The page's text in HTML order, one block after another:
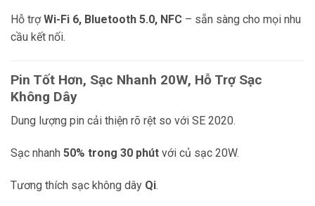
Hỗ trợWi-Fi 6, Bluetooth 5.0, NFC – sẵn sàng cho mọi nhu
cầu kết nối.
Pin Tốt Hơn, Sạc Nhanh 20W, Hỗ Trợ Sạc
Không Dây
Dung lượng pin cải thiện rõ rệt so với SE 2020.
Sạc nhanh 50% trong 30 phút với củ sạc 20W.
Tương thích sạc không dây Qi.